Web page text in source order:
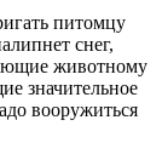
питомцу
снег,
животному
значительное
вооружиться